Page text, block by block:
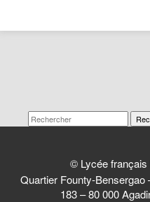
© Lycée français
Quartier Founty-Bensergao
183 – 80 000